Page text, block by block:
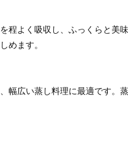
程よく吸収し、ふっくらと美
めます。
幅広い蒸し料理に最適です。